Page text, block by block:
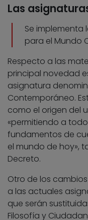
Las
Se implementa
para el Mundo
Respecto a las
principal novedad
asignatura
Contemporáneo.
como el origen del
«permitiendo a
fundamentos de
el mundo de hoy»,
Decreto.
Otro de los
a las actuales
que serán
Filosofía y